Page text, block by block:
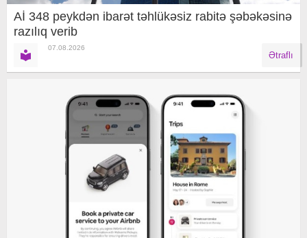
Aİ 348 peykdən ibarət təhlükəsiz rabitə şəbəkəsinə
razılıq verib
07.08.2026
Ətraflı